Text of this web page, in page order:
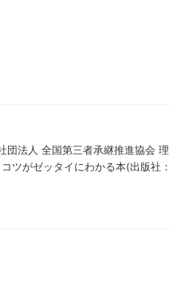
団法人 全国第三者承継推進協会 理
ツがゼッタイにわかる本(出版社：